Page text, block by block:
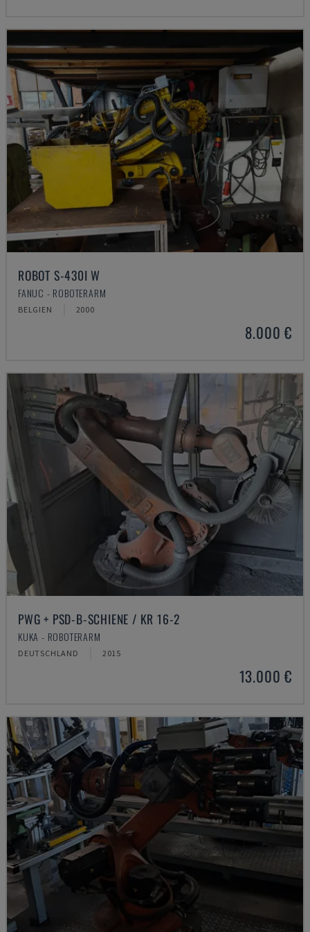
ROBOT S-430I W
FANUC - ROBOTERARM
BELGIEN 2000
8.000 €
PWG + PSD-B-SCHIENE / KR 16-2
KUKA - ROBOTERARM
DEUTSCHLAND 2015
13.000 €